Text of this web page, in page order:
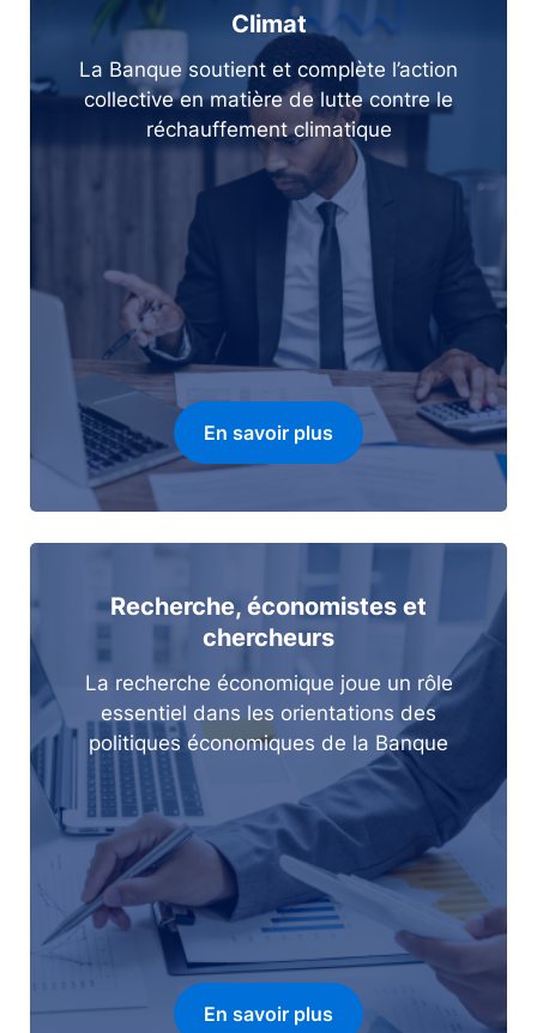
Climat
La Banque soutient et complète l’action
collective en matière de lutte contre le
réchauffement climatique
En savoir plus
Recherche, économistes et
chercheurs
La recherche économique joue un rôle
essentiel dans les orientations des
politiques économiques de la Banque
En savoir plus